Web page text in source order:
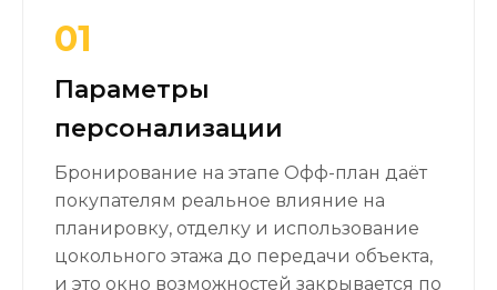
01
Параметры
персонализации
Бронирование на этапе Офф-план даёт
покупателям реальное влияние на
планировку, отделку и использование
цокольного этажа до передачи объекта,
и это окно возможностей закрывается по